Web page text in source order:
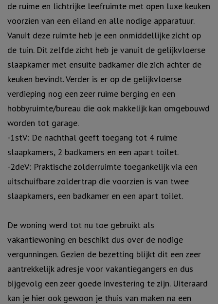
de ruime en lichtrijke leefruimte met open luxe keuken
voorzien van een eiland en alle nodige apparatuur.
Vanuit deze ruimte heb je een onmiddellijke zicht op
de tuin. Dit zelfde zicht heb je vanuit de gelijkvloerse
slaapkamer met ensuite badkamer die zich achter de
keuken bevindt. Verder is er op de gelijkvloerse
verdieping nog een zeer ruime berging en een
hobbyruimte/bureau die ook makkelijk kan omgebouwd
worden tot garage.
-1stV: De nachthal geeft toegang tot 4 ruime
slaapkamers, 2 badkamers en een apart toilet.
-2deV: Praktische zolderruimte toegankelijk via een
uitschuifbare zoldertrap die voorzien is van twee
slaapkamers, een badkamer en een apart toilet.
De woning werd tot nu toe gebruikt als
vakantiewoning en beschikt dus over de nodige
vergunningen. Gezien de bezetting blijkt dit een zeer
aantrekkelijk adresje voor vakantiegangers en dus
bijgevolg een zeer goede investering te zijn. Uiteraard
kan je hier ook gewoon je thuis van maken na een